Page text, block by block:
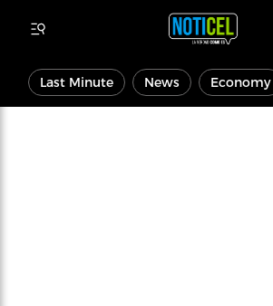
Last Minute News Economy